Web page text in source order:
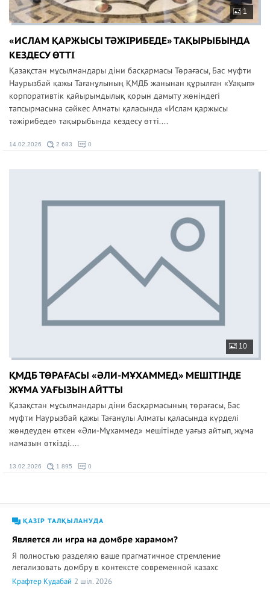
1
«ИСЛАМ ҚАРЖЫСЫ ТӘЖІРИБЕДЕ» ТАҚЫРЫБЫНДА
КЕЗДЕСУ ӨТТІ
Қазақстан мұсылмандары діни басқармасы Төрағасы, Бас мүфти
Наурызбай қажы Тағанұлының ҚМДБ жанынан құрылған «Уақып»
корпоративтік қайырымдылық қорын дамыту жөніндегі
тапсырмасына сәйкес Алматы қаласында «Ислам қаржысы
тәжірибеде» тақырыбында кездесу өтті....
14.02.2026 2 683 0
10
ҚМДБ ТӨРАҒАСЫ «ӘЛИ-МҰХАММЕД» МЕШІТІНДЕ
ЖҰМА УАҒЫЗЫН АЙТТЫ
Қазақстан мұсылмандары діни басқармасының төрағасы, Бас
мүфти Наурызбай қажы Тағанұлы Алматы қаласында күрделі
жөндеуден өткен «Әли-Мұхаммед» мешітінде уағыз айтып, жұма
намазын өткізді....
13.02.2026 1 895 0
ҚАЗІР ТАЛҚЫЛАНУДА
Является ли игра на домбре харамом?
Я полностью разделяю ваше прагматичное стремление
легализовать домбру в контексте современной казахс
Крафтер Кудабай 2 шіл. 2026